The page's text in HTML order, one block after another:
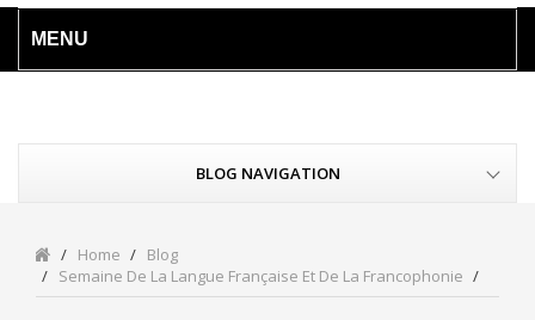
MENU
BLOG NAVIGATION
Home
Blog
Semaine De La Langue Française Et De La Francophonie